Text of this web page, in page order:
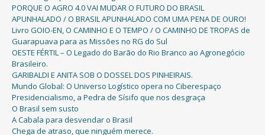
PORQUE O AGRO 4.0 VAI MUDAR O FUTURO DO BRASIL
APUNHALADO / O BRASIL APUNHALADO COM UMA PENA DE OURO!
Livro GOIO-EN, O CAMINHO E O TEMPO / O CAMINHO DE TROPAS de
Guarapuava para as Missões no RG do Sul
OESTE FÉRTIL – O Legado do Barão do Rio Branco ao Agronegócio
Brasileiro.
GARIBALDI E ANITA SOB O DOSSEL DOS PINHEIRAIS.
Mundo Global: O Universo Logístico opera no Ciberespaço
Presidencialismo, a Pedra de Sísifo que nos desgraça
O Brasil sem susto
A Cabala para desvendar o Brasil
Chega de atraso, que ninguém merece.